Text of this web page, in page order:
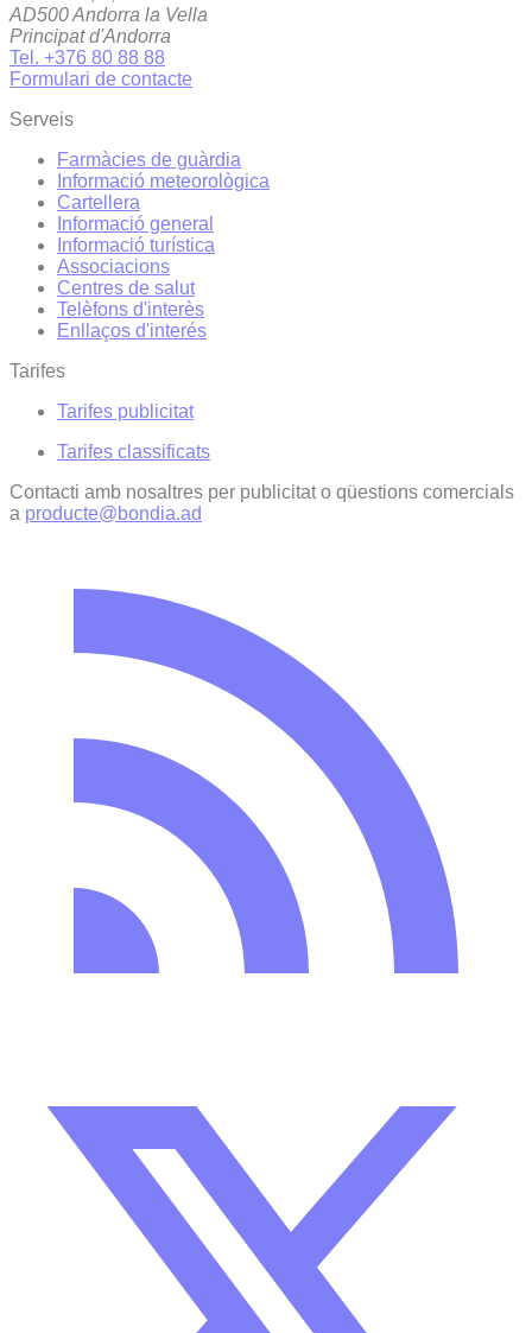
AD500 Andorra la Vella
Principat d'Andorra
Tel. +376 80 88 88
Formulari de contacte
Serveis
Farmàcies de guàrdia
Informació meteorològica
Cartellera
Informació general
Informació turística
Associacions
Centres de salut
Telèfons d'interès
Enllaços d'interés
Tarifes
Tarifes publicitat
Tarifes classificats
Contacti amb nosaltres per publicitat o qüestions comercials
a producte@bondia.ad